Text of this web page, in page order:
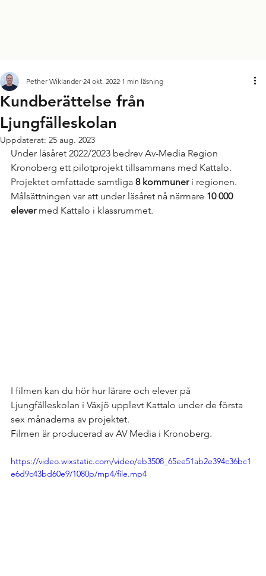
Kundberättelse från
Ljungfälleskolan
Pether Wiklander 24 okt. 2022 1 min läsning
Uppdaterat: 25 aug. 2023
Under läsåret 2022/2023 bedrev Av-Media Region
Kronoberg ett pilotprojekt tillsammans med Kattalo.
Projektet omfattade samtliga 8 kommuner i regionen.
Målsättningen var att under läsåret nå närmare 10 000
elever med Kattalo i klassrummet.
I filmen kan du hör hur lärare och elever på
Ljungfälleskolan i Växjö upplevt Kattalo under de första
sex månaderna av projektet.
Filmen är producerad av AV Media i Kronoberg.
https://video.wixstatic.com/video/eb3508_65ee51ab2e394c36bc1
e6d9c43bd60e9/1080p/mp4/file.mp4